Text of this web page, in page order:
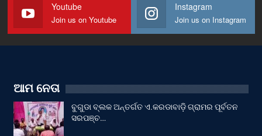
Youtube
Join us on Youtube
Instagram
Join us on Instagram
ଆମ ନେତା
ବୁଗୁଡା ବ୍ଲକ ଅନ୍ତର୍ଗତ ଏ.କରଡାବାଡ଼ି ଗ୍ରାମର ପୂର୍ବତନ
ସରପଞ୍ଚ…